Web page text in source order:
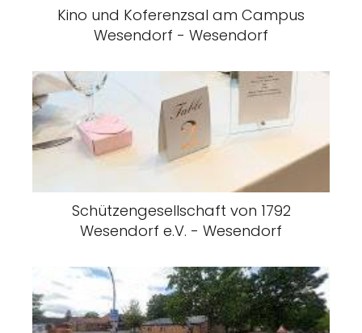
Kino und Koferenzsal am Campus
Wesendorf - Wesendorf
Schützengesellschaft von 1792
Wesendorf e.V. - Wesendorf